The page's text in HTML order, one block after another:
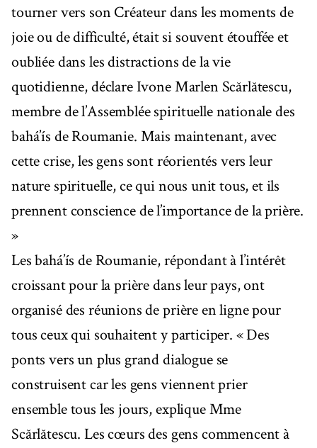
tourner vers son Créateur dans les moments de
joie ou de difficulté, était si souvent étouffée et
oubliée dans les distractions de la vie
quotidienne, déclare Ivone Marlen Scărlătescu,
membre de l’Assemblée spirituelle nationale des
bahá’ís de Roumanie. Mais maintenant, avec
cette crise, les gens sont réorientés vers leur
nature spirituelle, ce qui nous unit tous, et ils
prennent conscience de l’importance de la prière.
»
Les bahá’ís de Roumanie, répondant à l’intérêt
croissant pour la prière dans leur pays, ont
organisé des réunions de prière en ligne pour
tous ceux qui souhaitent y participer. « Des
ponts vers un plus grand dialogue se
construisent car les gens viennent prier
ensemble tous les jours, explique Mme
Scărlătescu. Les cœurs des gens commencent à